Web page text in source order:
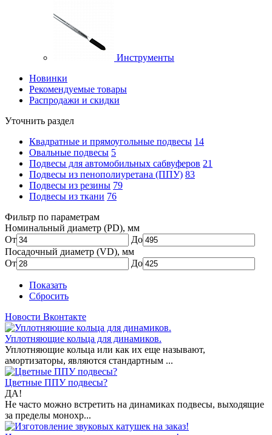
Инструменты
Новинки
Рекомендуемые товары
Распродажи и скидки
Уточнить раздел
Квадратные и прямоугольные подвесы 14
Овальные подвесы 5
Подвесы для автомобильных сабвуферов 21
Подвесы из пенополиуретана (ППУ) 83
Подвесы из резины 79
Подвесы из ткани 76
Фильтр по параметрам
Номинальный диаметр (PD), мм
От
До
Посадочный диаметр (VD), мм
От
До
Показать
Сбросить
Новости Вконтакте
Уплотняющие кольца для динамиков.
Уплотняющие кольца или как их еще называют,
амортизаторы, являются стандартным ...
Цветные ППУ подвесы?
ДА!
Не часто можно встретить на динамиках подвесы, выходящие
за пределы монохр...